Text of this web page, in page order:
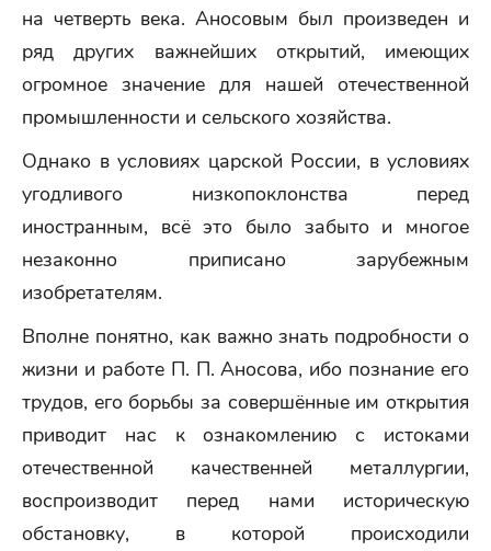
на четверть века. Аносовым был произведен и
ряд других важнейших открытий, имеющих
огромное значение для нашей отечественной
промышленности и сельского хозяйства.
Однако в условиях царской России, в условиях
угодливого низкопоклонства перед
иностранным, всё это было забыто и многое
незаконно приписано зарубежным
изобретателям.
Вполне понятно, как важно знать подробности о
жизни и работе П. П. Аносова, ибо познание его
трудов, его борьбы за совершённые им открытия
приводит нас к ознакомлению с истоками
отечественной качественней металлургии,
воспроизводит перед нами историческую
обстановку, в которой происходили